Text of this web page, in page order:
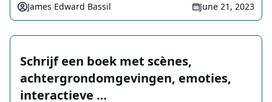
James Edward Bassil June 21, 2023
Schrijf een boek met scènes,
achtergrondomgevingen, emoties,
interactieve …